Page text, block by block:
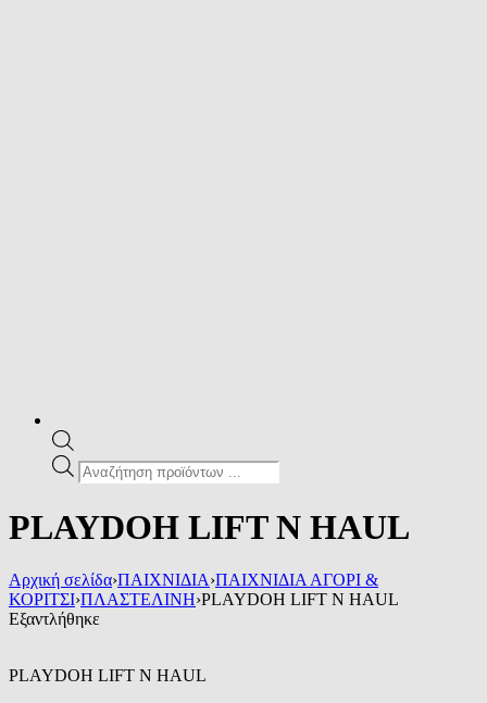
Products
search
PLAYDOH LIFT N HAUL
Αρχική σελίδα›ΠΑΙΧΝΙΔΙΑ›ΠΑΙΧΝΙΔΙΑ ΑΓΟΡΙ &
ΚΟΡΙΤΣΙ›ΠΛΑΣΤΕΛΙΝΗ›PLAYDOH LIFT N HAUL
Εξαντλήθηκε
PLAYDOH LIFT N HAUL